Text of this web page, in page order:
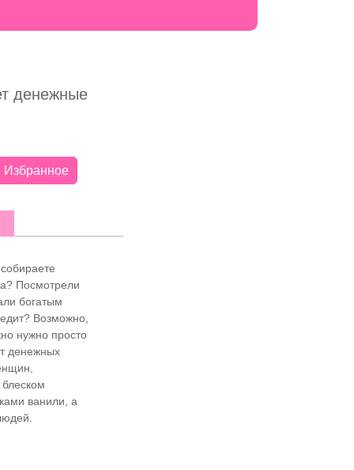
денежные
Избранное
Посмотрели
богатым
Возможно,
нужно просто
денежных
ванили, а